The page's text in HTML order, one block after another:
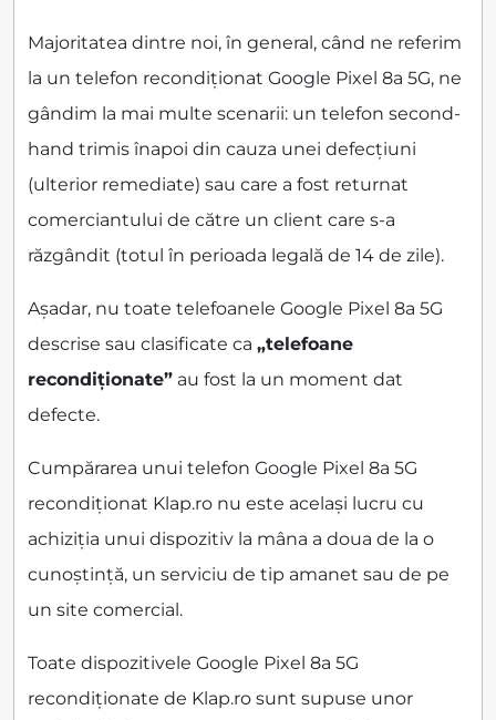
Majoritatea dintre noi, în general, când ne referim
la un telefon recondiționat Google Pixel 8a 5G, ne
gândim la mai multe scenarii: un telefon second-
hand trimis înapoi din cauza unei defecțiuni
(ulterior remediate) sau care a fost returnat
comerciantului de către un client care s-a
răzgândit (totul în perioada legală de 14 de zile).
Așadar, nu toate telefoanele Google Pixel 8a 5G
descrise sau clasificate ca „telefoane
recondiționate” au fost la un moment dat
defecte.
Cumpărarea unui telefon Google Pixel 8a 5G
recondiționat Klap.ro nu este același lucru cu
achiziția unui dispozitiv la mâna a doua de la o
cunoștință, un serviciu de tip amanet sau de pe
un site comercial.
Toate dispozitivele Google Pixel 8a 5G
recondiționate de Klap.ro sunt supuse unor